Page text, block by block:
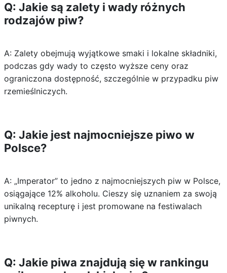
Q: Jakie są zalety i wady różnych
rodzajów piw?
A: Zalety obejmują wyjątkowe smaki i lokalne składniki,
podczas gdy wady to często wyższe ceny oraz
ograniczona dostępność, szczególnie w przypadku piw
rzemieślniczych.
Q: Jakie jest najmocniejsze piwo w
Polsce?
A: „Imperator” to jedno z najmocniejszych piw w Polsce,
osiągające 12% alkoholu. Cieszy się uznaniem za swoją
unikalną recepturę i jest promowane na festiwalach
piwnych.
Q: Jakie piwa znajdują się w rankingu